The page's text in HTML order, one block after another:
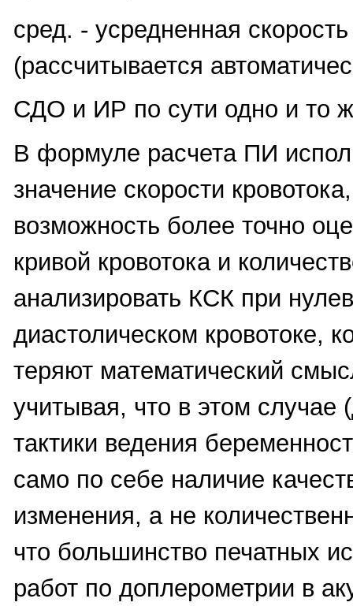
сред. - усредненная скорость
(рассчитывается
СДО и ИР по сути одно и то
В формуле расчета ПИ
значение скорости
возможность более точно
кривой кровотока и
анализировать КСК при
диастолическом кровотоке,
теряют математический
учитывая, что в этом случае
тактики ведения
само по себе наличие
изменения, а не
что большинство печатных
работ по доплерометрии в